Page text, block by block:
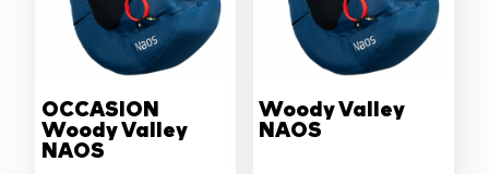
OCCASION
Woody Valley
NAOS
Woody Valley
NAOS